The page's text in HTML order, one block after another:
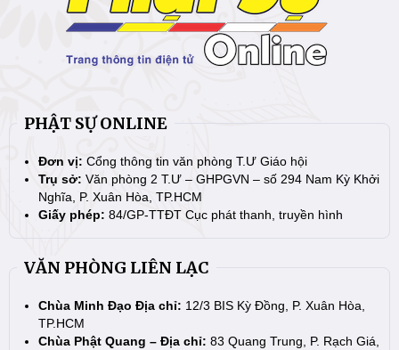
PHẬT SỰ ONLINE
Đơn vị: Cổng thông tin văn phòng T.Ư Giáo hội
Trụ sở: Văn phòng 2 T.Ư – GHPGVN – số 294 Nam Kỳ Khởi
Nghĩa, P. Xuân Hòa, TP.HCM
Giấy phép: 84/GP-TTĐT Cục phát thanh, truyền hình
VĂN PHÒNG LIÊN LẠC
Chùa Minh Đạo Địa chỉ: 12/3 BIS Kỳ Đồng, P. Xuân Hòa,
TP.HCM
Chùa Phật Quang – Địa chỉ: 83 Quang Trung, P. Rạch Giá,